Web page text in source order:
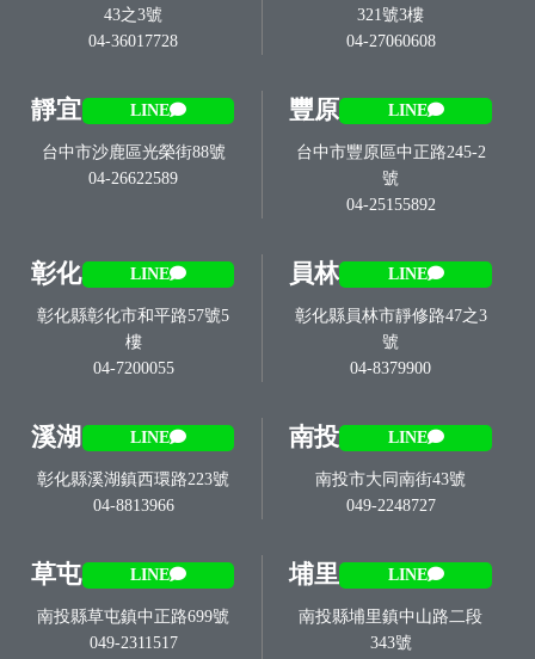
43之3號
04-36017728
321號3樓
04-27060608
靜宜 LINE
台中市沙鹿區光榮街88號
04-26622589
豐原 LINE
台中市豐原區中正路245-2
號
04-25155892
彰化 LINE
彰化縣彰化市和平路57號5
樓
04-7200055
員林 LINE
彰化縣員林市靜修路47之3
號
04-8379900
溪湖 LINE
彰化縣溪湖鎮西環路223號
04-8813966
南投 LINE
南投市大同南街43號
049-2248727
草屯 LINE
南投縣草屯鎮中正路699號
049-2311517
埔里 LINE
南投縣埔里鎮中山路二段
343號